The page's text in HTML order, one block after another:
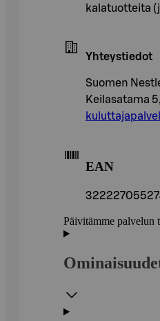
kalatuotteita
Yhteystiedot
Suomen
Keilasatama
EAN
Päivitämme palvelun